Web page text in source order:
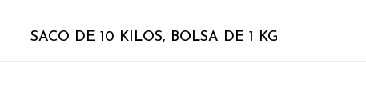
SACO DE 10 KILOS, BOLSA DE 1 KG